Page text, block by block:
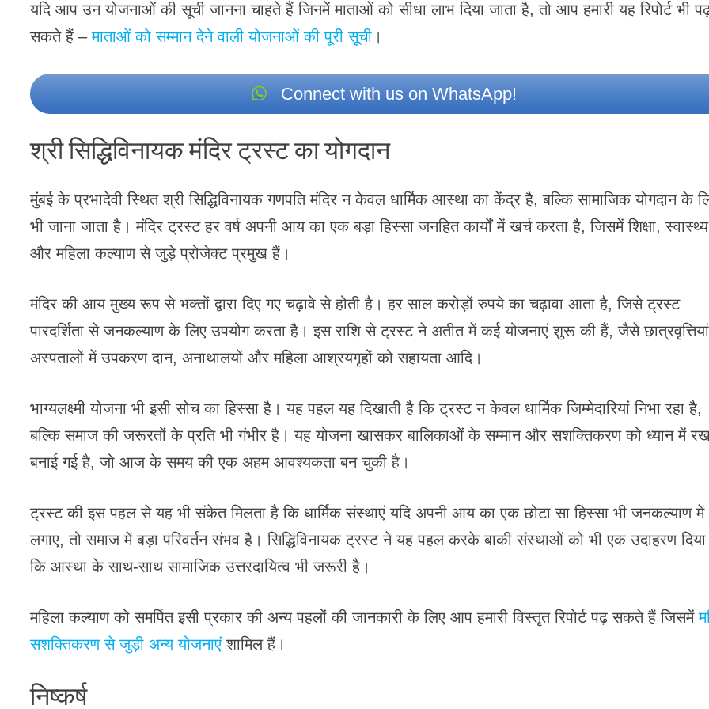
यदि आप उन योजनाओं की सूची जानना चाहते हैं जिनमें माताओं को सीधा लाभ दिया जाता है, तो आप हमारी यह रिपोर्ट भी
सकते हैं –माताओं को सम्मान देने वाली योजनाओं की पूरी सूची ।
Connect with us on WhatsApp!
श्री सिद्धिविनायक मंदिर ट्रस्ट का योगदान
मुंबई के प्रभादेवी स्थित श्री सिद्धिविनायक गणपति मंदिर न केवल धार्मिक आस्था का केंद्र है, बल्कि सामाजिक योगदान के
भी जाना जाता है। मंदिर ट्रस्ट हर वर्ष अपनी आय का एक बड़ा हिस्सा जनहित कार्यों में खर्च करता है, जिसमें शिक्षा,
और महिला कल्याण से जुड़े प्रोजेक्ट प्रमुख हैं।
मंदिर की आय मुख्य रूप से भक्तों द्वारा दिए गए चढ़ावे से होती है। हर साल करोड़ों रुपये का चढ़ावा आता है, जिसे ट्रस्ट
पारदर्शिता से जनकल्याण के लिए उपयोग करता है। इस राशि से ट्रस्ट ने अतीत में कई योजनाएं शुरू की हैं, जैसे
अस्पतालों में उपकरण दान, अनाथालयों और महिला आश्रयगृहों को सहायता आदि।
भाग्यलक्ष्मी योजना भी इसी सोच का हिस्सा है। यह पहल यह दिखाती है कि ट्रस्ट न केवल धार्मिक जिम्मेदारियां निभा रहा है,
बल्कि समाज की जरूरतों के प्रति भी गंभीर है। यह योजना खासकर बालिकाओं के सम्मान और सशक्तिकरण को ध्यान में
बनाई गई है, जो आज के समय की एक अहम आवश्यकता बन चुकी है।
ट्रस्ट की इस पहल से यह भी संकेत मिलता है कि धार्मिक संस्थाएं यदि अपनी आय का एक छोटा सा हिस्सा भी जनकल्याण में
लगाए, तो समाज में बड़ा परिवर्तन संभव है। सिद्धिविनायक ट्रस्ट ने यह पहल करके बाकी संस्थाओं को भी एक उदाहरण
कि आस्था के साथ-साथ सामाजिक उत्तरदायित्व भी जरूरी है।
महिला कल्याण को समर्पित इसी प्रकार की अन्य पहलों की जानकारी के लिए आप हमारी विस्तृत रिपोर्ट पढ़ सकते हैं जिसमें
सशक्तिकरण से जुड़ी अन्य योजनाएं शामिल हैं।
निष्कर्ष